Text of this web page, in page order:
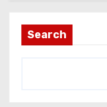
Search